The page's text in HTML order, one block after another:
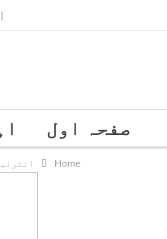
صفحہ اول
Home